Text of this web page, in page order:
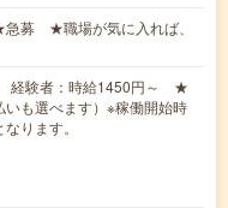
募 ★職場が気に入れば、
経験者：時給1450円～ ★
も選べます）※稼働開始時
ります。